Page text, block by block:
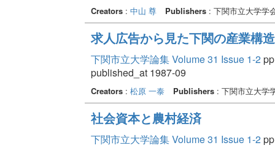
Creators: 中山 尊 Publishers: 下関市立大学学
求人広告から見た下関の産業構造
下関市立大学論集 Volume 31 Issue 1-2
published_at 1987-09
Creators: 松原 一泰 Publishers: 下関市立大学
社会資本と農村経済
下関市立大学論集 Volume 31 Issue 1-2